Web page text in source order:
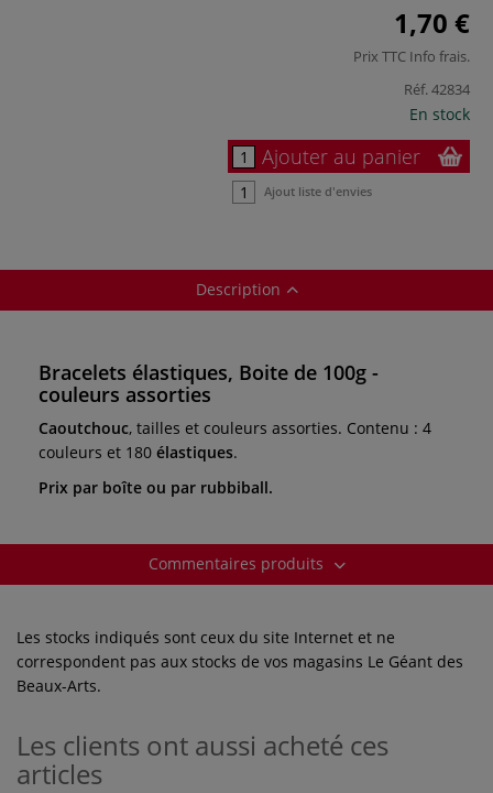
1,70 €
Prix TTC Info frais.
Réf.42834
En stock
Ajouter au panier
Ajout liste d'envies
Description
Bracelets élastiques, Boite de 100g -
couleurs assorties
Caoutchouc, tailles et couleurs assorties. Contenu : 4
couleurs et 180 élastiques.
Prix par boîte ou par rubbiball.
Commentaires produits
Les stocks indiqués sont ceux du site Internet et ne
correspondent pas aux stocks de vos magasins Le Géant des
Beaux-Arts.
Les clients ont aussi acheté ces
articles